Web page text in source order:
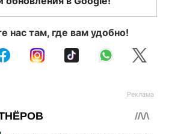
нас там, где вам удобно!